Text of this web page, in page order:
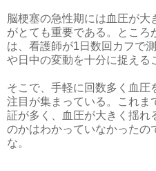
脳梗塞の急性期には血圧が
がとても重要である。ところ
は、看護師が1日数回カフで
や日中の変動を十分に捉える
そこで、手軽に回数多く血圧
注目が集まっている。これま
証が多く、血圧が大きく揺れ
のかはわかっていなかったの
な。